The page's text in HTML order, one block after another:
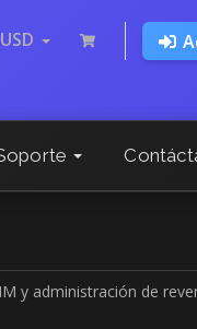
USD
y administración de